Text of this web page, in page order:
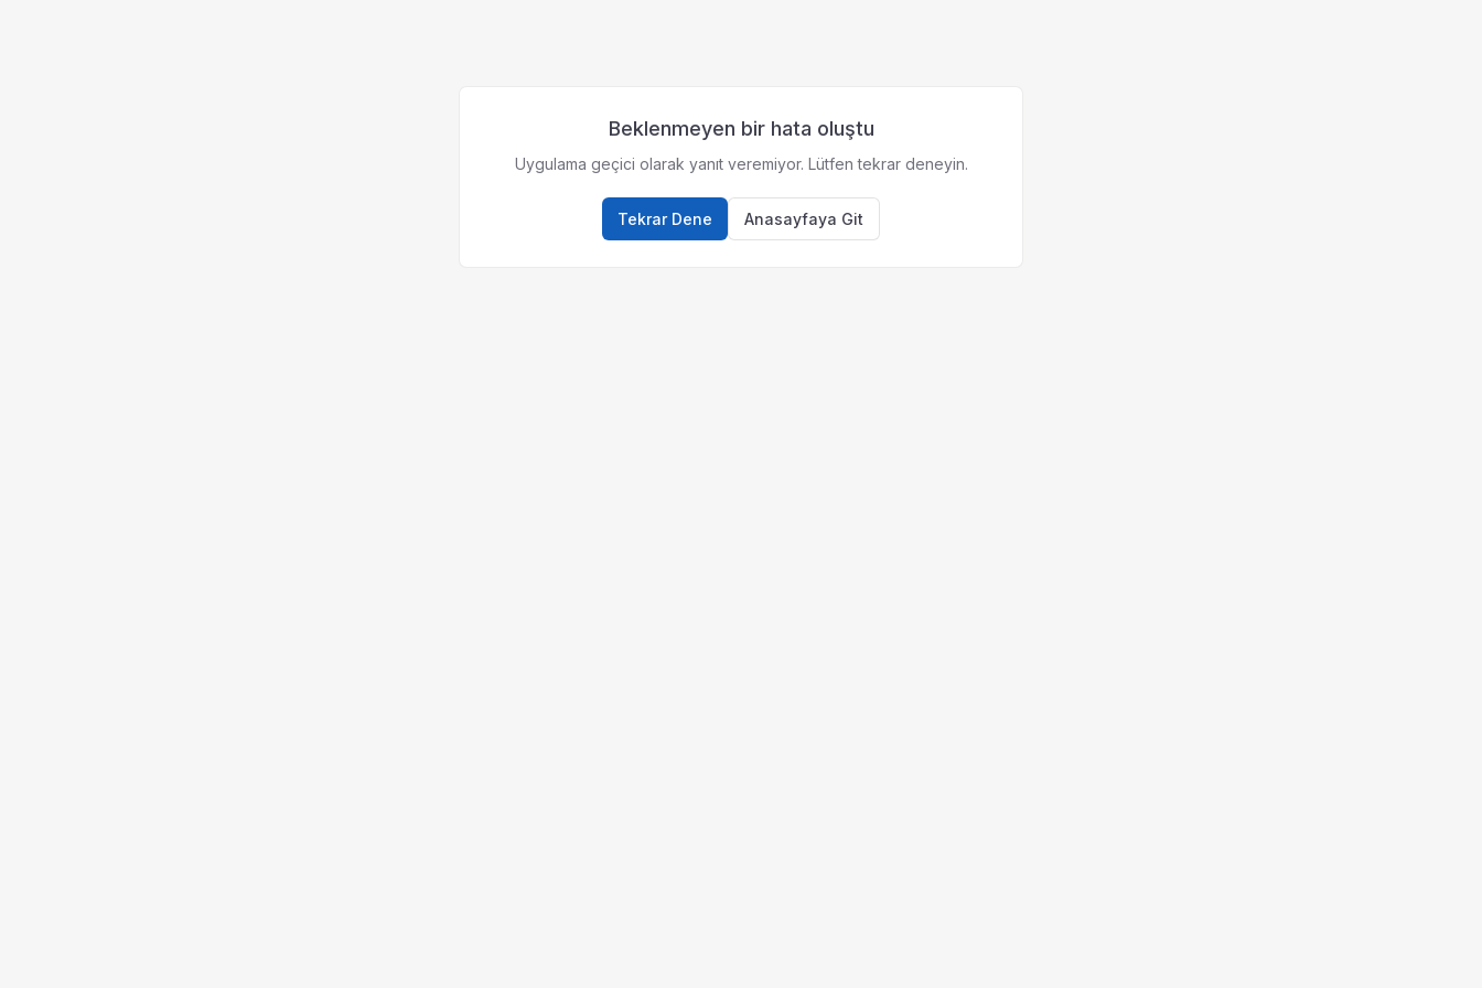
Beklenmeyen bir hata oluştu
Uygulama geçici olarak yanıt veremiyor. Lütfen tekrar deneyin.
Tekrar Dene Anasayfaya Git